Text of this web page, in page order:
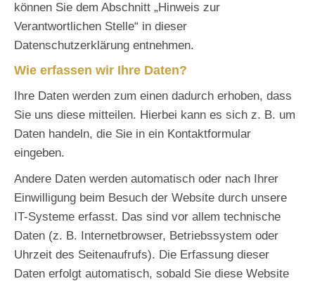
können Sie dem Abschnitt „Hinweis zur
Verantwortlichen Stelle“ in dieser
Datenschutzerklärung entnehmen.
Wie erfassen wir Ihre Daten?
Ihre Daten werden zum einen dadurch erhoben, dass
Sie uns diese mitteilen. Hierbei kann es sich z. B. um
Daten handeln, die Sie in ein Kontaktformular
eingeben.
Andere Daten werden automatisch oder nach Ihrer
Einwilligung beim Besuch der Website durch unsere
IT-Systeme erfasst. Das sind vor allem technische
Daten (z. B. Internetbrowser, Betriebssystem oder
Uhrzeit des Seitenaufrufs). Die Erfassung dieser
Daten erfolgt automatisch, sobald Sie diese Website